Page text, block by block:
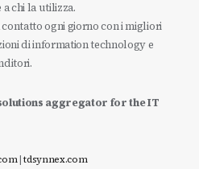
chi la utilizza.
contatto ogni giorno con i migliori
di information technology e
aggregator for the IT
|tdsynnex.com